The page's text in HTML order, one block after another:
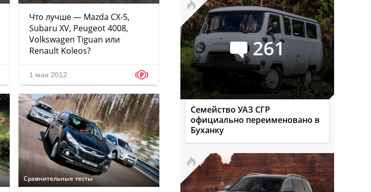
Что лучше — Mazda CX-5,
Subaru XV, Peugeot 4008,
Volkswagen Tiguan или
Renault Koleos?
1 мая 2012 p
Сравнительные тесты
261
Семейство УАЗ СГР
официально переименовано в
Буханку